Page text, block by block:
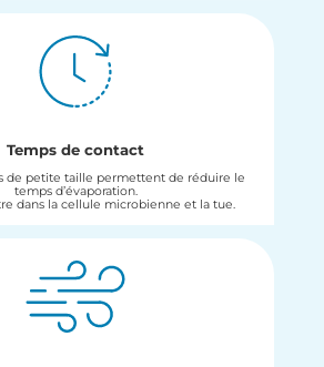
Temps de contact
de petite taille permettent de réduire le
temps d’évaporation.
dans la cellule microbienne et la tue.